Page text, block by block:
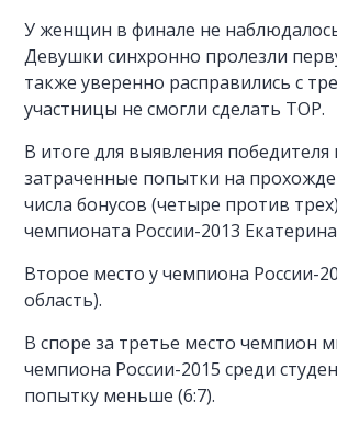
У женщин в финале не
Девушки синхронно пролезли
также уверенно расправились с
участницы не смогли сделать TOP.
В итоге для выявления
затраченные попытки на
числа бонусов (четыре против
чемпионата России-2013
Второе место у чемпиона России-
область).
В споре за третье место чемпион
чемпиона России-2015 среди
попытку меньше (6:7).